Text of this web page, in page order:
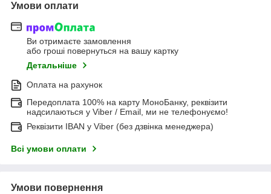
Умови оплати
Ви отримаєте замовлення
або гроші повернуться на вашу картку
Детальніше
Оплата на рахунок
Передоплата 100% на карту МоноБанку, реквізити
надсилаються у Viber / Email, ми не телефонуємо!
Реквізити IBAN у Viber (без дзвінка менеджера)
Всі умови оплати
Умови повернення